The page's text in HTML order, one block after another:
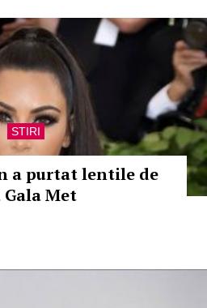
STIRI
a purtat lentile de
Met